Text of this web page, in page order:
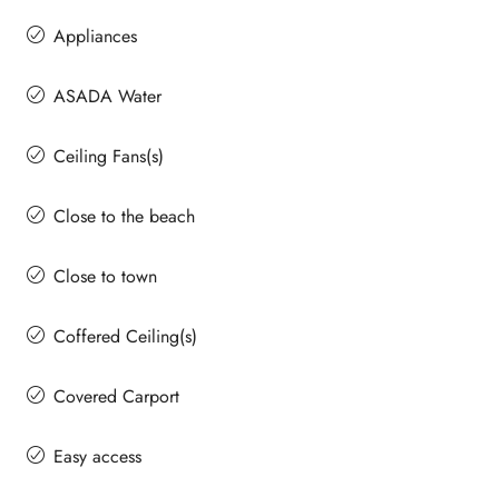
Appliances
ASADA Water
Ceiling Fans(s)
Close to the beach
Close to town
Coffered Ceiling(s)
Covered Carport
Easy access